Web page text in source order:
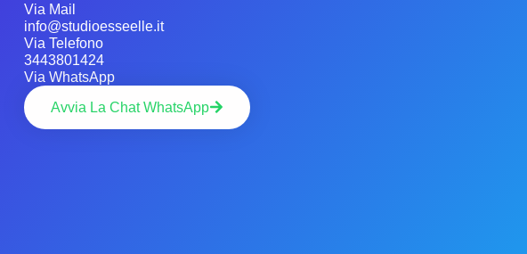
Via Mail
info@studioesseelle.it
Via Telefono
3443801424
Via WhatsApp
Avvia La Chat WhatsApp